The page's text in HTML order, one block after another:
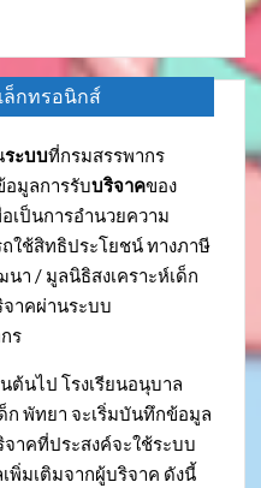
ล็กทรอนิกส์
ระบบที่กรมสรรพากร
อมูลการรับบริจาคของ
เป็นการอำนวยความ
ใช้สิทธิประโยชน์ ทางภาษี
า / มูลนิธิสงเคราะห์เด็ก
าคผ่านระบบ
ร
ต้นไป โรงเรียนอนุบาล
ก พัทยา จะเริ่มบันทึกข้อมูล
าคที่ประสงค์จะใช้ระบบ
พิ่มเติมจากผู้บริจาค ดังนี้